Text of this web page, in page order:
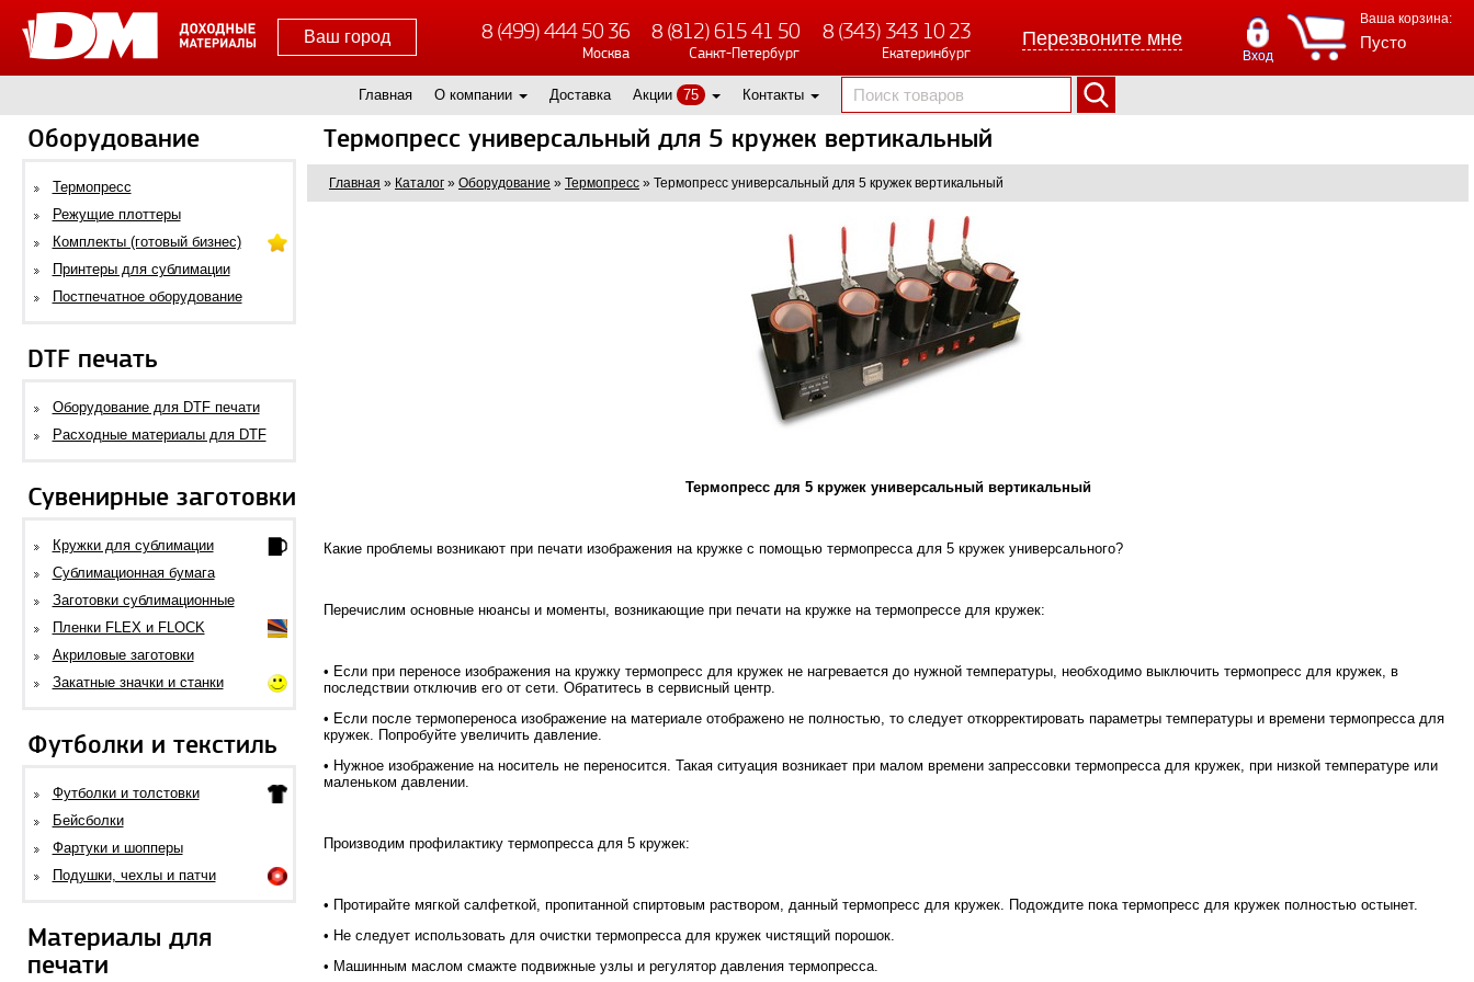
Ваш город 8 (499) 444 50 36
Москва
8 (812) 615 41 50
Санкт-Петербург
8 (343) 343 10 23
Екатеринбург
Перезвоните мне
Ваша корзина:
Пусто
Вход
Главная О компании Доставка Акции 75 Контакты
Оборудование
Термопресс
Режущие плоттеры
Комплекты (готовый бизнес)
Принтеры для сублимации
Постпечатное оборудование
DTF печать
Оборудование для DTF печати
Расходные материалы для DTF
Сувенирные заготовки
Кружки для сублимации
Сублимационная бумага
Заготовки сублимационные
Пленки FLEX и FLOCK
Акриловые заготовки
Закатные значки и станки
Футболки и текстиль
Футболки и толстовки
Бейсболки
Фартуки и шопперы
Подушки, чехлы и патчи
Материалы для
печати
Термопресс универсальный для 5 кружек вертикальный
Главная » Каталог » Оборудование » Термопресс » Термопресс универсальный для 5 кружек вертикальный
Термопресс для 5 кружек универсальный вертикальный
Какие проблемы возникают при печати изображения на кружке с помощью термопресса для 5 кружек универсального?
Перечислим основные нюансы и моменты, возникающие при печати на кружке на термопрессе для кружек:
• Если при переносе изображения на кружку термопресс для кружек не нагревается до нужной температуры, необходимо выключить термопресс для кружек, в
последствии отключив его от сети. Обратитесь в сервисный центр.
• Если после термопереноса изображение на материале отображено не полностью, то следует откорректировать параметры температуры и времени термопресса для
кружек. Попробуйте увеличить давление.
• Нужное изображение на носитель не переносится. Такая ситуация возникает при малом времени запрессовки термопресса для кружек, при низкой температуре или
маленьком давлении.
Производим профилактику термопресса для 5 кружек:
• Протирайте мягкой салфеткой, пропитанной спиртовым раствором, данный термопресс для кружек. Подождите пока термопресс для кружек полностью остынет.
• Не следует использовать для очистки термопресса для кружек чистящий порошок.
• Машинным маслом смажте подвижные узлы и регулятор давления термопресса.